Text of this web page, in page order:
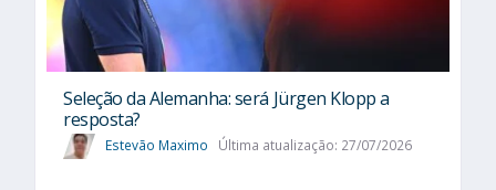
Seleção da Alemanha: será Jürgen Klopp a
resposta?
Estevão Maximo Última atualização: 27/07/2026